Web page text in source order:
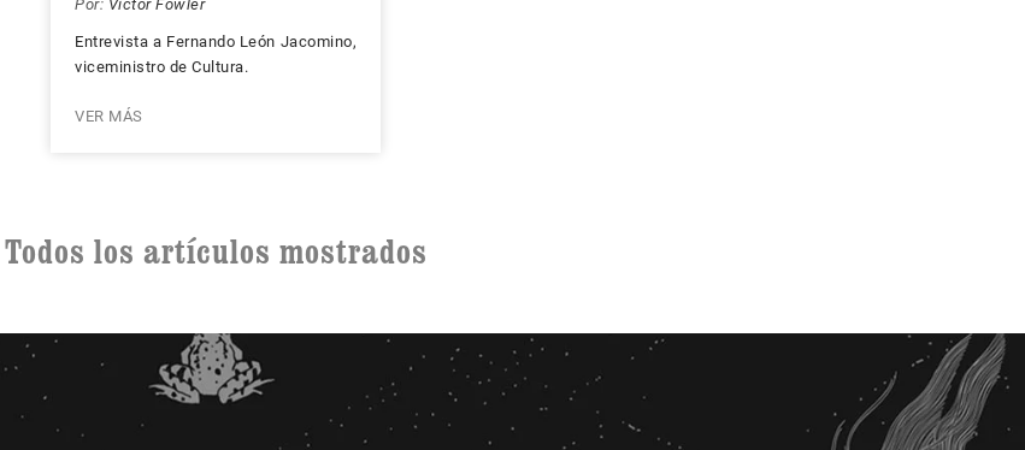
Por: Víctor Fowler
Entrevista a Fernando León Jacomino,
viceministro de Cultura.
VER MÁS
Todos los artículos mostrados